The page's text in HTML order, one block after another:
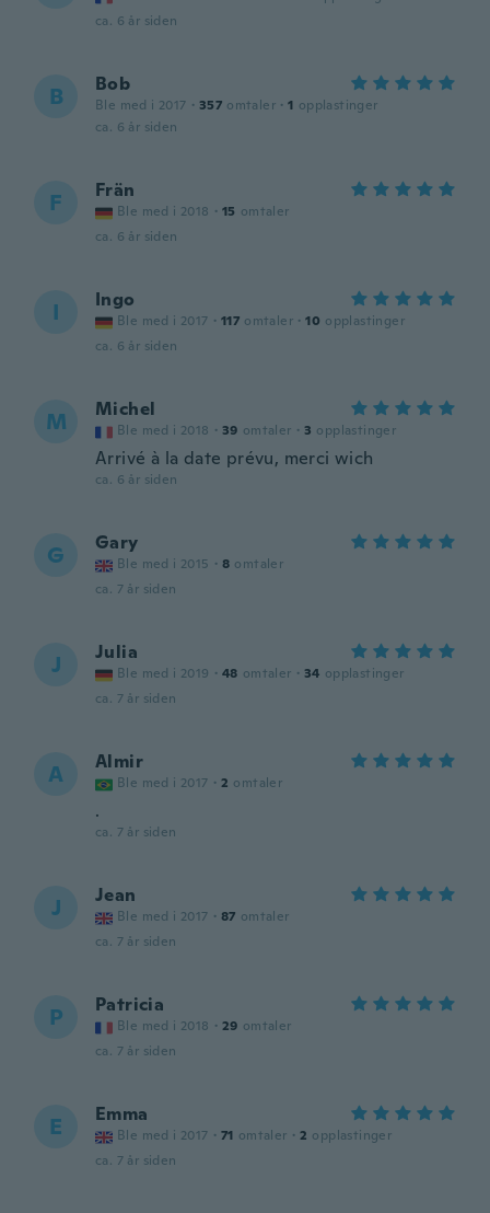
ca. 6 år siden
B Bob
Ble med i 2017 · 357 omtaler · 1 opplastinger
ca. 6 år siden
F Frän
Ble med i 2018 · 15 omtaler
ca. 6 år siden
I Ingo
Ble med i 2017 · 117 omtaler · 10 opplastinger
ca. 6 år siden
M Michel
Ble med i 2018 · 39 omtaler · 3 opplastinger
Arrivé à la date prévu, merci wich
ca. 6 år siden
G Gary
Ble med i 2015 · 8 omtaler
ca. 7 år siden
J Julia
Ble med i 2019 · 48 omtaler · 34 opplastinger
ca. 7 år siden
A Almir
Ble med i 2017 · 2 omtaler
.
ca. 7 år siden
J Jean
Ble med i 2017 · 87 omtaler
ca. 7 år siden
P Patricia
Ble med i 2018 · 29 omtaler
ca. 7 år siden
E Emma
Ble med i 2017 · 71 omtaler · 2 opplastinger
ca. 7 år siden